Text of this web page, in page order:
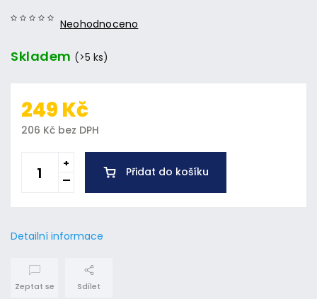
Neohodnoceno
Skladem (>5 ks)
249 Kč
206 Kč bez DPH
Přidat do košíku
Detailní informace
Zeptat se Sdílet